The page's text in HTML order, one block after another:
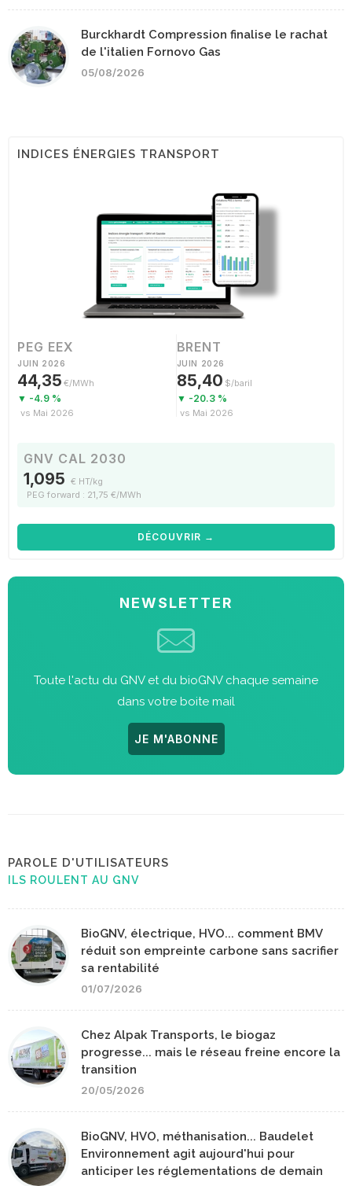
Burckhardt Compression finalise le rachat
de l'italien Fornovo Gas
05/08/2026
INDICES ÉNERGIES TRANSPORT
PEG EEX
JUIN 2026
44,35 €/MWh
▼ -4.9 %
vs Mai 2026
BRENT
JUIN 2026
85,40 $/baril
▼ -20.3 %
vs Mai 2026
GNV CAL 2030
1,095 € HT/kg
PEG forward : 21,75 €/MWh
DÉCOUVRIR →
NEWSLETTER
Toute l'actu du GNV et du bioGNV chaque semaine
dans votre boite mail
JE M'ABONNE
PAROLE D'UTILISATEURS
ILS ROULENT AU GNV
BioGNV, électrique, HVO... comment BMV
réduit son empreinte carbone sans sacrifier
sa rentabilité
01/07/2026
Chez Alpak Transports, le biogaz
progresse... mais le réseau freine encore la
transition
20/05/2026
BioGNV, HVO, méthanisation... Baudelet
Environnement agit aujourd'hui pour
anticiper les réglementations de demain